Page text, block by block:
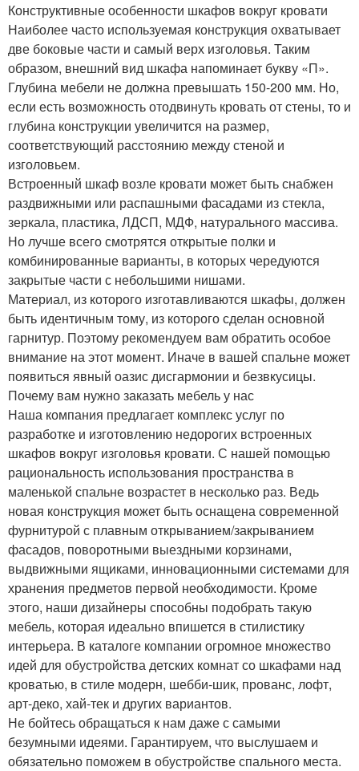
Конструктивные особенности шкафов вокруг кровати
Наиболее часто используемая конструкция охватывает
две боковые части и самый верх изголовья. Таким
образом, внешний вид шкафа напоминает букву «П».
Глубина мебели не должна превышать 150-200 мм. Но,
если есть возможность отодвинуть кровать от стены, то и
глубина конструкции увеличится на размер,
соответствующий расстоянию между стеной и
изголовьем.
Встроенный шкаф возле кровати может быть снабжен
раздвижными или распашными фасадами из стекла,
зеркала, пластика, ЛДСП, МДФ, натурального массива.
Но лучше всего смотрятся открытые полки и
комбинированные варианты, в которых чередуются
закрытые части с небольшими нишами.
Материал, из которого изготавливаются шкафы, должен
быть идентичным тому, из которого сделан основной
гарнитур. Поэтому рекомендуем вам обратить особое
внимание на этот момент. Иначе в вашей спальне может
появиться явный оазис дисгармонии и безвкусицы.
Почему вам нужно заказать мебель у нас
Наша компания предлагает комплекс услуг по
разработке и изготовлению недорогих встроенных
шкафов вокруг изголовья кровати. С нашей помощью
рациональность использования пространства в
маленькой спальне возрастет в несколько раз. Ведь
новая конструкция может быть оснащена современной
фурнитурой с плавным открыванием/закрыванием
фасадов, поворотными выездными корзинами,
выдвижными ящиками, инновационными системами для
хранения предметов первой необходимости. Кроме
этого, наши дизайнеры способны подобрать такую
мебель, которая идеально впишется в стилистику
интерьера. В каталоге компании огромное множество
идей для обустройства детских комнат со шкафами над
кроватью, в стиле модерн, шебби-шик, прованс, лофт,
арт-деко, хай-тек и других вариантов.
Не бойтесь обращаться к нам даже с самыми
безумными идеями. Гарантируем, что выслушаем и
обязательно поможем в обустройстве спального места.